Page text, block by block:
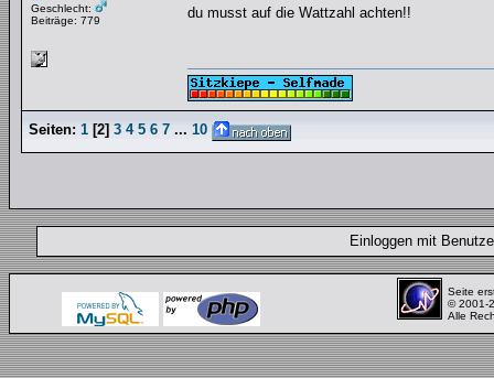
Geschlecht:
Beiträge: 779
du musst auf die Wattzahl achten!!
Seiten: 1 [2] 3 4 5 6 7 ... 10
Einloggen mit
Seite
© 2001-
Alle